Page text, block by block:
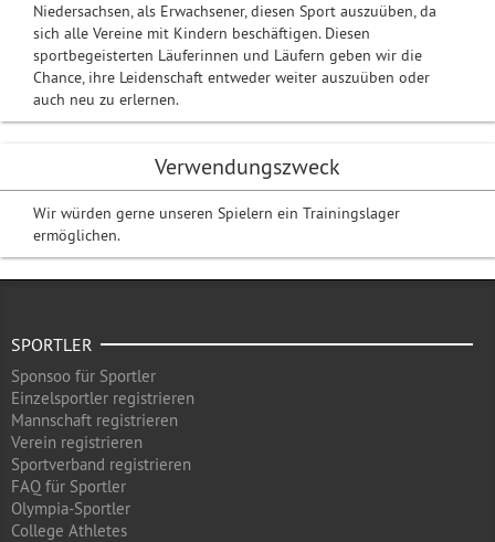
Niedersachsen, als Erwachsener, diesen Sport auszuüben, da
sich alle Vereine mit Kindern beschäftigen. Diesen
sportbegeisterten Läuferinnen und Läufern geben wir die
Chance, ihre Leidenschaft entweder weiter auszuüben oder
auch neu zu erlernen.
Verwendungszweck
Wir würden gerne unseren Spielern ein Trainingslager
ermöglichen.
SPORTLER
Sponsoo für Sportler
Einzelsportler registrieren
Mannschaft registrieren
Verein registrieren
Sportverband registrieren
FAQ für Sportler
Olympia-Sportler
College Athletes